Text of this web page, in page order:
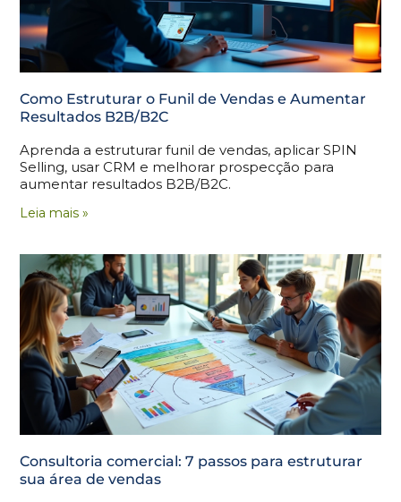
Como Estruturar o Funil de Vendas e Aumentar
Resultados B2B/B2C
Aprenda a estruturar funil de vendas, aplicar SPIN
Selling, usar CRM e melhorar prospecção para
aumentar resultados B2B/B2C.
Leia mais »
Consultoria comercial: 7 passos para estruturar
sua área de vendas